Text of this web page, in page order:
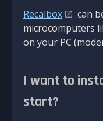
Recalbox
can
microcomputers
on your PC
I want to
start?